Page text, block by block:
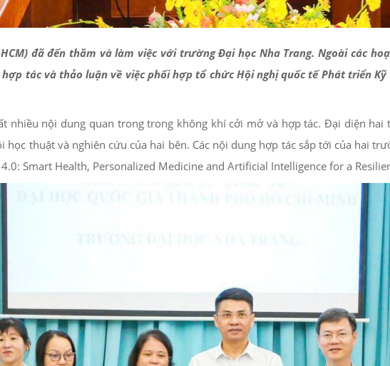
đã đến thăm và làm việc với trường Đại học Nha Trang. Ngoài các
tác và thảo luận về việc phối hợp tổ chức Hội nghị quốc tế Phát triển
nhiều nội dung quan trong trong không khí cởi mở và hợp tác. Đại diện
học thuật và nghiên cứu của hai bên. Các nội dung hợp tác sắp tới của hai
Smart Health, Personalized Medicine and Artificial Intelligence for a